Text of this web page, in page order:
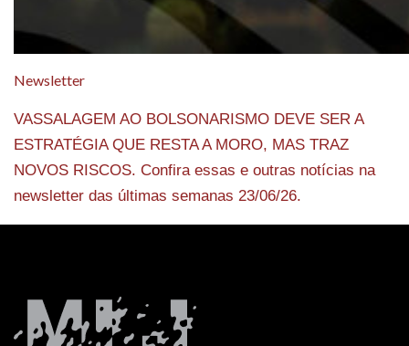
Newsletter
VASSALAGEM AO BOLSONARISMO DEVE SER A
ESTRATÉGIA QUE RESTA A MORO, MAS TRAZ
NOVOS RISCOS. Confira essas e outras notícias na
newsletter das últimas semanas 23/06/26.